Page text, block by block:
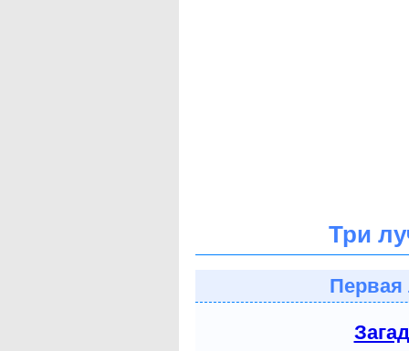
Три
Первая